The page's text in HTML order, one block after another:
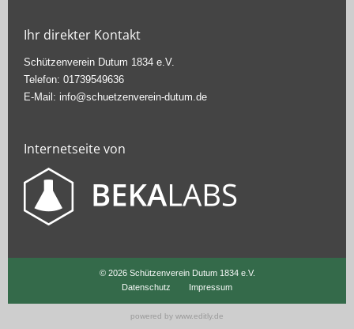
Ihr direkter Kontakt
Schützenverein Dutum 1834 e.V.
Telefon: 01739549636
E-Mail: info@schuetzenverein-dutum.de
Internetseite von
© 2026 Schützenverein Dutum 1834 e.V.
Datenschutz
Impressum
powered by www.editly.de